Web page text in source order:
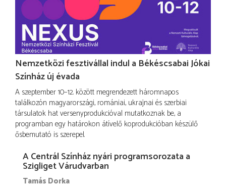
Nemzetközi fesztivállal indul a Békéscsabai Jókai
Színház új évada
A szeptember 10–12. között megrendezett háromnapos
találkozón magyarországi, romániai, ukrajnai és szerbiai
társulatok hat versenyprodukcióval mutatkoznak be, a
programban egy határokon átívelő koprodukcióban készülő
ősbemutató is szerepel.
A Centrál Színház nyári programsorozata a
Szigliget Várudvarban
Tamás Dorka